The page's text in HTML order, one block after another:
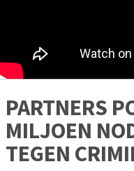
PARTNERS
MILJOEN
TEGEN